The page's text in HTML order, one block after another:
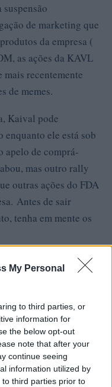
My Personal
to third parties, or
information for
the below opt-out
note that after your
continue seeing
information utilized by
third parties prior to
de marketing que
da empresa (
as ações da KAVL
recentemente
de memes.
Kaival pode
enquanto ele está sob
apelo de comprá-
mas outro rally
outras ações do FDA
Antes de sair
tenha em mente os
pode significar uma
poderia acontecer
setembro , pode ser
devido às recentes
para o risco,
contrário, você pode
que, embora